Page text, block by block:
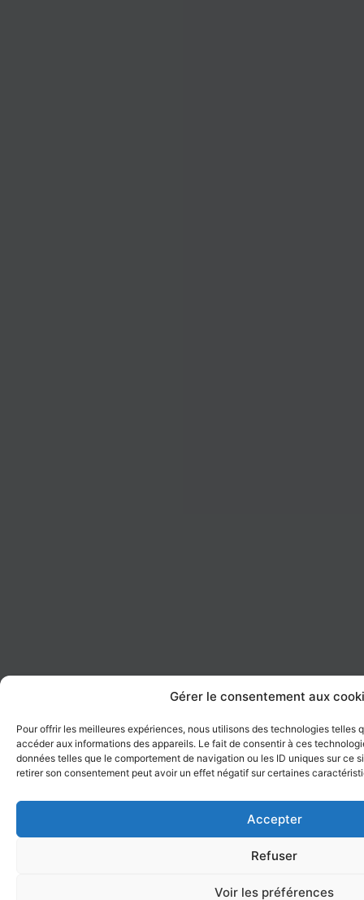
Gérer le consentement aux
Pour offrir les meilleures expériences, nous utilisons des technologies telles
accéder aux informations des appareils. Le fait de consentir à ces
données telles que le comportement de navigation ou les ID uniques sur ce
retirer son consentement peut avoir un effet négatif sur certaines
Accepter
Refuser
Voir les préférences